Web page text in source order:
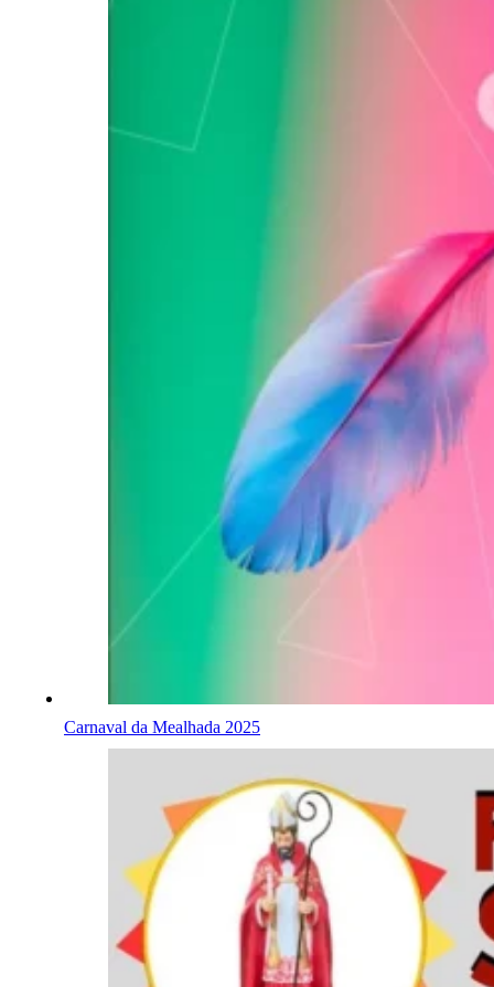
Carnaval da Mealhada 2025